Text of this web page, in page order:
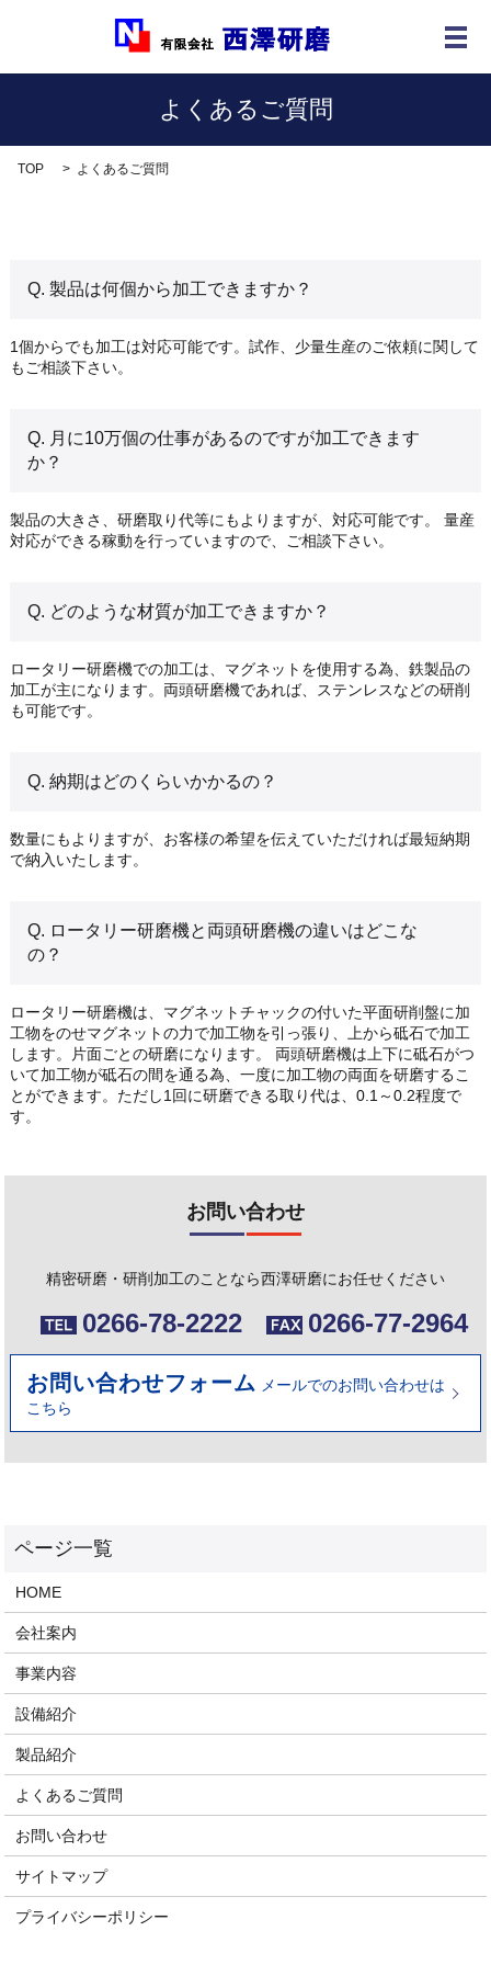
メ
よくあるご質問
TOP よくあるご質問
Q. 製品は何個から加工できますか？
1個からでも加工は対応可能です。試作、少量生産のご依頼に関して
もご相談下さい。
Q. 月に10万個の仕事があるのですが加工できます
か？
製品の大きさ、研磨取り代等にもよりますが、対応可能です。 量産
対応ができる稼動を行っていますので、ご相談下さい。
Q. どのような材質が加工できますか？
ロータリー研磨機での加工は、マグネットを使用する為、鉄製品の
加工が主になります。両頭研磨機であれば、ステンレスなどの研削
も可能です。
Q. 納期はどのくらいかかるの？
数量にもよりますが、お客様の希望を伝えていただければ最短納期
で納入いたします。
Q. ロータリー研磨機と両頭研磨機の違いはどこな
の？
ロータリー研磨機は、マグネットチャックの付いた平面研削盤に加
工物をのせマグネットの力で加工物を引っ張り、上から砥石で加工
します。片面ごとの研磨になります。 両頭研磨機は上下に砥石がつ
いて加工物が砥石の間を通る為、一度に加工物の両面を研磨するこ
とができます。ただし1回に研磨できる取り代は、0.1～0.2程度で
す。
お問い合わせ
精密研磨・研削加工のことなら西澤研磨にお任せください
0266-78-2222 0266-77-2964
お問い合わせフォーム メールでのお問い合わせは
こちら
HOME
会社案内
事業内容
設備紹介
製品紹介
よくあるご質問
お問い合わせ
サイトマップ
プライバシーポリシー